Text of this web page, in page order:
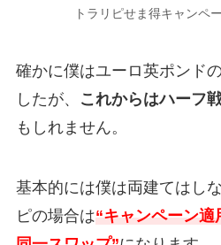
トラリピせま得キャンペ
確かに僕はユーロ英ポンド
したが、
これからはハーフ
もしれません。
基本的には僕は両建てはし
ピの場合は“キャンペーン適